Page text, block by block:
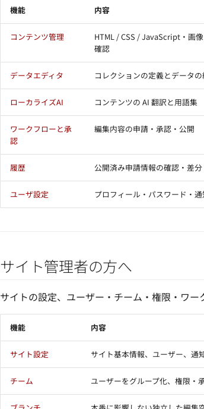
機能 内容
コンテンツ管理
HTML / CSS / JavaScript・画
確認
データエディタ コレクションの定義とデータの
ローカライズAI コンテンツの AI 翻訳と用語集
ワークフローと承
認
編集内容の申請・承認・公開
履歴 公開済み申請情報の確認・差分
ユーザ設定 プロフィール・パスワード・
サイト管理者の方へ
サイトの設定、ユーザー・チーム・権限・ワー
機能 内容
サイト設定 サイト基本情報、ユーザー、通
チーム ユーザーをグループ化、権限・